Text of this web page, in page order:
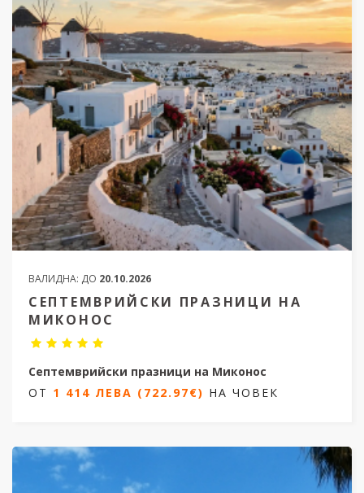
ВАЛИДНА: ДО 20.10.2026
СЕПТЕМВРИЙСКИ ПРАЗНИЦИ НА
МИКОНОС
Септемврийски празници на Миконос
5 дни / 4 нощувки
ОТ 1 414 ЛЕВА (722.97€)
ОТ 1 414 ЛЕВА (722.97€) НА ЧОВЕК